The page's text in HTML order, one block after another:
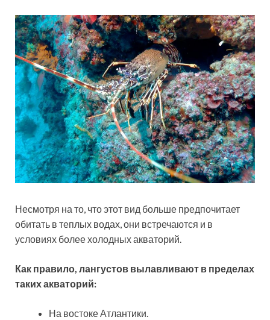
Несмотря на то, что этот вид больше предпочитает
обитать в теплых водах, они встречаются и в
условиях более холодных акваторий.
Как правило, лангустов вылавливают в пределах
таких акваторий:
На востоке Атлантики.